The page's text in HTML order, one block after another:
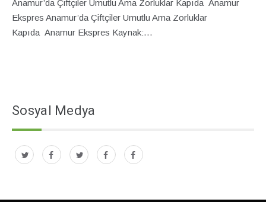
Anamur’da Çiftçiler Umutlu Ama Zorluklar Kapıda Anamur
Ekspres Anamur’da Çiftçiler Umutlu Ama Zorluklar
Kapıda Anamur Ekspres Kaynak:…
Sosyal Medya